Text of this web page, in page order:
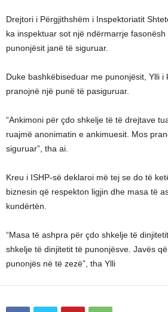
Drejtori i Përgjithshëm i Inspektoriatit
ka inspektuar sot një ndërmarrje
punonjësit janë të siguruar.
Duke bashkëbiseduar me punonjësit, Ylli i
pranojnë një punë të pasiguruar.
“Ankimoni për çdo shkelje të të drejtave
ruajmë anonimatin e ankimuesit. Mos
siguruar”, tha ai.
Kreu i ISHP-së deklaroi më tej se do të
biznesin që respekton ligjin dhe masa të
kundërtën.
“Masa të ashpra për çdo shkelje të
shkelje të dinjitetit të punonjësve. Javës
punonjës në të zezë”, tha Ylli